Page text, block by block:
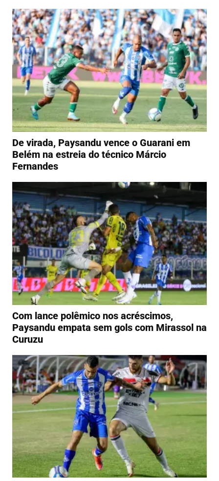
De virada, Paysandu vence o Guarani em
Belém na estreia do técnico Márcio
Fernandes
Com lance polêmico nos acréscimos,
Paysandu empata sem gols com Mirassol na
Curuzu